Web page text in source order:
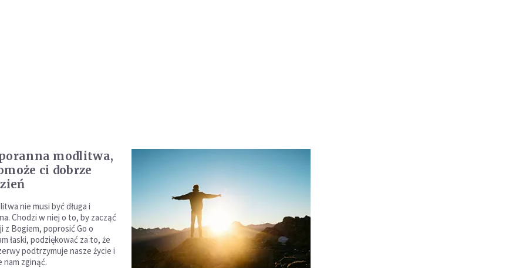
modlitwa,
ci dobrze
nie musi być długa i
Chodzi w niej o to, by zacząć
z Bogiem, poprosić Go o
łaski, podziękować za to, że
podtrzymuje nasze życie i
nam zginąć.